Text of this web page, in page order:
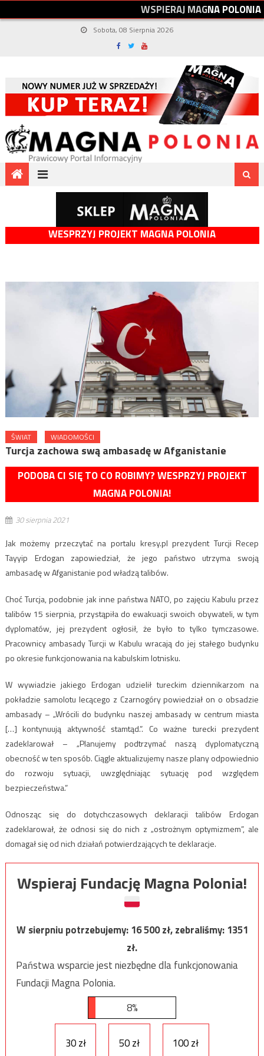
WSPIERAJMAGNAPOLONIA
Sobota, 08 Sierpnia 2026
WESPRZYJ PROJEKT MAGNA POLONIA
ŚWIAT WIADOMOŚCI
Turcja zachowa swą ambasadę w Afganistanie
PODOBA CI SIĘ TO CO ROBIMY? WESPRZYJ PROJEKT
MAGNA POLONIA!
30 sierpnia 2021
Jak możemy przeczytać na portalu kresy.pl prezydent Turcji Recep
Tayyip Erdogan zapowiedział, że jego państwo utrzyma swoją
ambasadę w Afganistanie pod władzą talibów.
Choć Turcja, podobnie jak inne państwa NATO, po zajęciu Kabulu przez
talibów 15 sierpnia, przystąpiła do ewakuacji swoich obywateli, w tym
dyplomatów, jej prezydent ogłosił, że było to tylko tymczasowe.
Pracownicy ambasady Turcji w Kabulu wracają do jej stałego budynku
po okresie funkcjonowania na kabulskim lotnisku.
W wywiadzie jakiego Erdogan udzielił tureckim dziennikarzom na
pokładzie samolotu lecącego z Czarnogóry powiedział on o obsadzie
ambasady – „Wrócili do budynku naszej ambasady w centrum miasta
[…] kontynuują aktywność stamtąd.”. Co ważne turecki prezydent
zadeklarował – „Planujemy podtrzymać naszą dyplomatyczną
obecność w ten sposób. Ciągle aktualizujemy nasze plany odpowiednio
do rozwoju sytuacji, uwzględniając sytuację pod względem
bezpieczeństwa.”
Odnosząc się do dotychczasowych deklaracji talibów Erdogan
zadeklarował, że odnosi się do nich z „ostrożnym optymizmem”, ale
domagał się od nich działań potwierdzających te deklaracje.
Wspieraj Fundację Magna Polonia!
W sierpniu potrzebujemy:16 500zł, zebraliśmy:1351
zł.
Państwa wsparcie jest niezbędne dla funkcjonowania
Fundacji Magna Polonia.
8%
30 zł 50 zł 100 zł